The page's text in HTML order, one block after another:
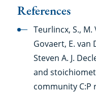
References
Teurlincx, S., M.
Govaert, E. van
Steven A. J.
and
community